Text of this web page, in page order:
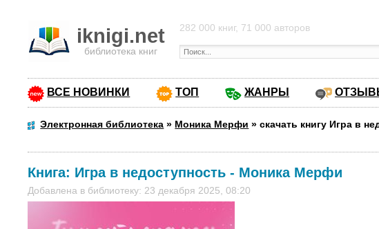
iknigi.net
библиотека книг
282 000 книг, 71 000 авторов
ВСЕ НОВИНКИ ТОП ЖАНРЫ
Электронная библиотека » Моника Мерфи »скачать книгу Игра в
Книга: Игра в недоступность - Моника Мерфи
Добавлена в библиотеку: 23 декабря 2025, 08:20